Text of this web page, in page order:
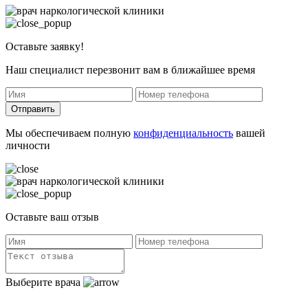
Оставьте заявку!
Наш специалист перезвонит вам в ближайшее время
Отправить
Мы обеспечиваем полную конфиденциальность вашей
личности
Оставьте ваш отзыв
Выберите врача